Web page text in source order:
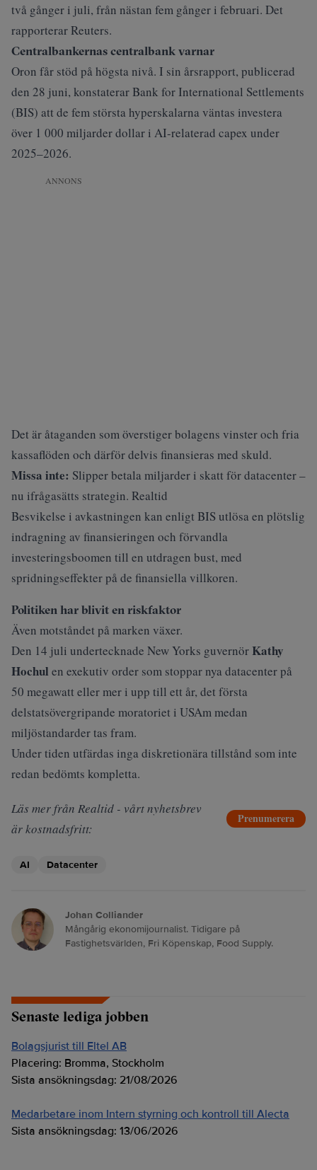
två gånger i juli, från nästan fem gånger i februari. Det
rapporterarReuters.
Centralbankernas centralbank varnar
Oron får stöd på högsta nivå. I sin årsrapport, publicerad
den 28 juni, konstaterar Bank for International Settlements
(BIS) att de fem största hyperskalarna väntas investera
över 1 000 miljarder dollar i AI-relaterad capex under
2025–2026.
ANNONS
Det är åtaganden som överstiger bolagens vinster och fria
kassaflöden och därför delvis finansieras med skuld.
Missa inte: Slipper betala miljarder i skatt för datacenter –
nu ifrågasätts strategin. Realtid
Besvikelse i avkastningen kan enligt BIS utlösa en plötslig
indragning av finansieringen och förvandla
investeringsboomen till en utdragen bust, med
spridningseffekter på de finansiella villkoren.
Politiken har blivit en riskfaktor
Även motståndet på marken växer.
Den 14 juli undertecknade New Yorks guvernörKathy
Hochul en exekutiv order som stoppar nya datacenter på
50 megawatt eller mer i upp till ett år, det första
delstatsövergripande moratoriet i USAm medan
miljöstandarder tas fram.
Under tiden utfärdas inga diskretionära tillstånd som inte
redan bedömts kompletta.
Läs mer från Realtid - vårt nyhetsbrev
är kostnadsfritt:
Prenumerera
AI Datacenter
Johan Colliander
Mångårig ekonomijournalist. Tidigare på
Fastighetsvärlden, Fri Köpenskap, Food Supply.
Senaste lediga jobben
Bolagsjurist till Eltel AB
Placering: Bromma, Stockholm
Sista ansökningsdag: 21/08/2026
Medarbetare inom Intern styrning och kontroll till Alecta
Sista ansökningsdag: 13/06/2026